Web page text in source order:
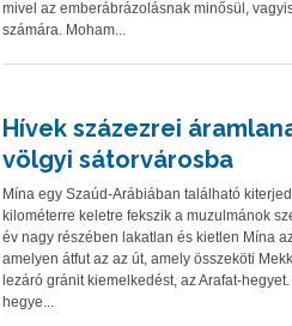
mivel az emberábrázolásnak minősül,
számára. Moham...
Hívek százezrei
völgyi sátorvárosba
Mína egy Szaúd-Arábiában található
kilométerre keletre fekszik a muzulmánok
év nagy részében lakatlan és kietlen Mína
amelyen átfut az az út, amely összeköti
lezáró gránit kiemelkedést, az Arafat-
hegye...